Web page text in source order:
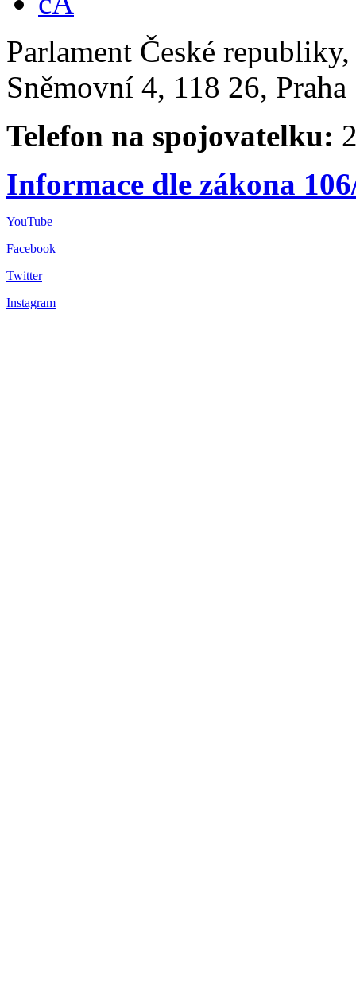
Parlament České
Sněmovní 4, 118 26,
Telefon na spojovatelku:
Informace dle zákona
YouTube
Facebook
Twitter
Instagram